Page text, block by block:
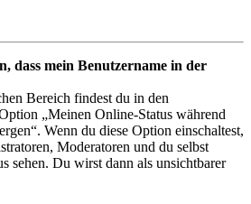
dass mein Benutzername in der
Bereich findest du in den
„Meinen Online-Status während
Wenn du diese Option einschaltest,
Moderatoren und du selbst
sehen. Du wirst dann als unsichtbarer